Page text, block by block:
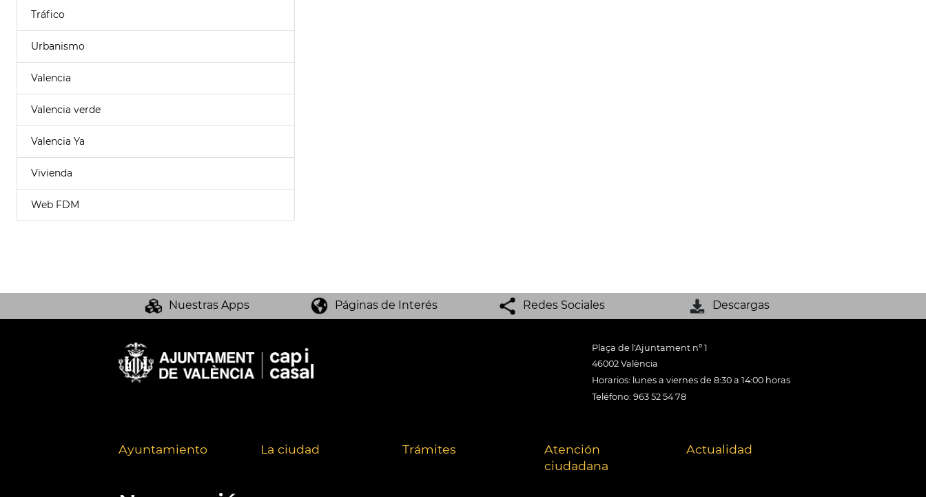
Tráfico
Urbanismo
Valencia
Valencia verde
Valencia Ya
Vivienda
Web FDM
Nuestras Apps Páginas de Interés Redes Sociales Descargas
Plaça de l'Ajuntament nº 1
46002 València
Horarios: lunes a viernes de 8:30 a 14:00 horas
Teléfono: 963 52 54 78
Ayuntamiento La ciudad Trámites
Atención
ciudadana
Actualidad